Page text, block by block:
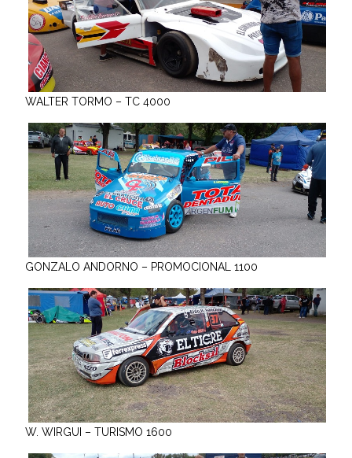
WALTER TORMO – TC 4000
GONZALO ANDORNO – PROMOCIONAL 1100
W. WIRGUI – TURISMO 1600